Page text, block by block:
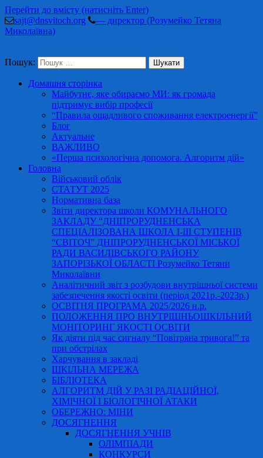
Перейти до вмісту (натисніть Enter)
sajt@dnsvitoch.org
— директор (Розумейко Тетяна
Миколаївна)
Пошук:
Домашня сторінка
Майбутнє, яке обираємо МИ: як громада
підтримує вибір професії
“Правила ощадливого споживання електроенергії”
Блог
Актуальне
ВАЖЛИВО
«Перша психологічна допомога. Алгоритм дій»
Головна
Військовий облік
СТАТУТ 2025
Нормативна база
Звіти директора школи КОМУНАЛЬНОГО
ЗАКЛАДУ “ДНІПРОРУДНЕНСЬКА
СПЕЦІАЛІЗОВАНА ШКОЛА І-ІІІ СТУПЕНІВ
“СВІТОЧ” ДНІПРОРУДНЕНСЬКОЇ МІСЬКОЇ
РАДИ ВАСИЛІВСЬКОГО РАЙОНУ
ЗАПОРІЗЬКОЇ ОБЛАСТІ Розумейко Тетяни
Миколаївни
Аналітичний звіт з розбудови внутрішньої системи
забезпечення якості освіти (період 2021р.-2023р.)
ОСВІТНЯ ПРОГРАМА 2025/2026 н.р.
ПОЛОЖЕННЯ ПРО ВНУТРІШНЬОШКІЛЬНИЙ
МОНІТОРИНГ ЯКОСТІ ОСВІТИ
Як діяти під час сигналу “Повітряна тривога!” та
при обстрілах
Харчування в закладі
ШКІЛЬНА МЕРЕЖА
БІБЛІОТЕКА
АЛГОРИТМ ДІЙ У РАЗІ РАДІАЦІЙНОЇ,
ХІМІЧНОЇ І БІОЛОГІЧНОЇ АТАКИ
ОБЕРЕЖНО: МІНИ
ДОСЯГНЕННЯ
ДОСЯГНЕННЯ УЧНІВ
ОЛІМПІАДИ
КОНКУРСИ